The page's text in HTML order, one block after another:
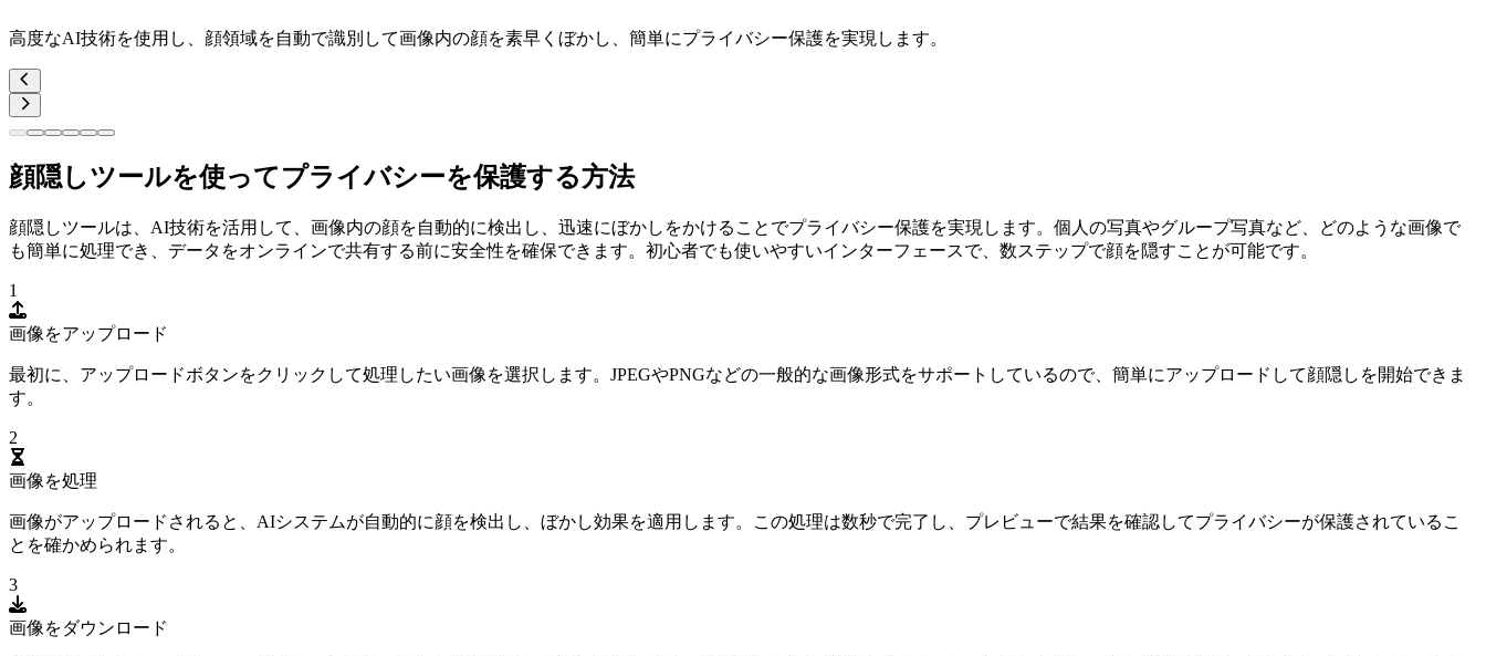
高度なAI技術を使用し、顔領域を自動で識別して画像内の顔を素早くぼかし、簡単にプライバシー保護を実現します。
顔隠しツールを使ってプライバシーを保護する方法
顔隠しツールは、AI技術を活用して、画像内の顔を自動的に検出し、迅速にぼかしをかけることでプライバシー保護を実現します。個人の写真やグループ写真など、どのような画像で
も簡単に処理でき、データをオンラインで共有する前に安全性を確保できます。初心者でも使いやすいインターフェースで、数ステップで顔を隠すことが可能です。
1
画像をアップロード
最初に、アップロードボタンをクリックして処理したい画像を選択します。JPEGやPNGなどの一般的な画像形式をサポートしているので、簡単にアップロードして顔隠しを開始できま
す。
2
画像を処理
画像がアップロードされると、AIシステムが自動的に顔を検出し、ぼかし効果を適用します。この処理は数秒で完了し、プレビューで結果を確認してプライバシーが保護されているこ
とを確かめられます。
3
画像をダウンロード